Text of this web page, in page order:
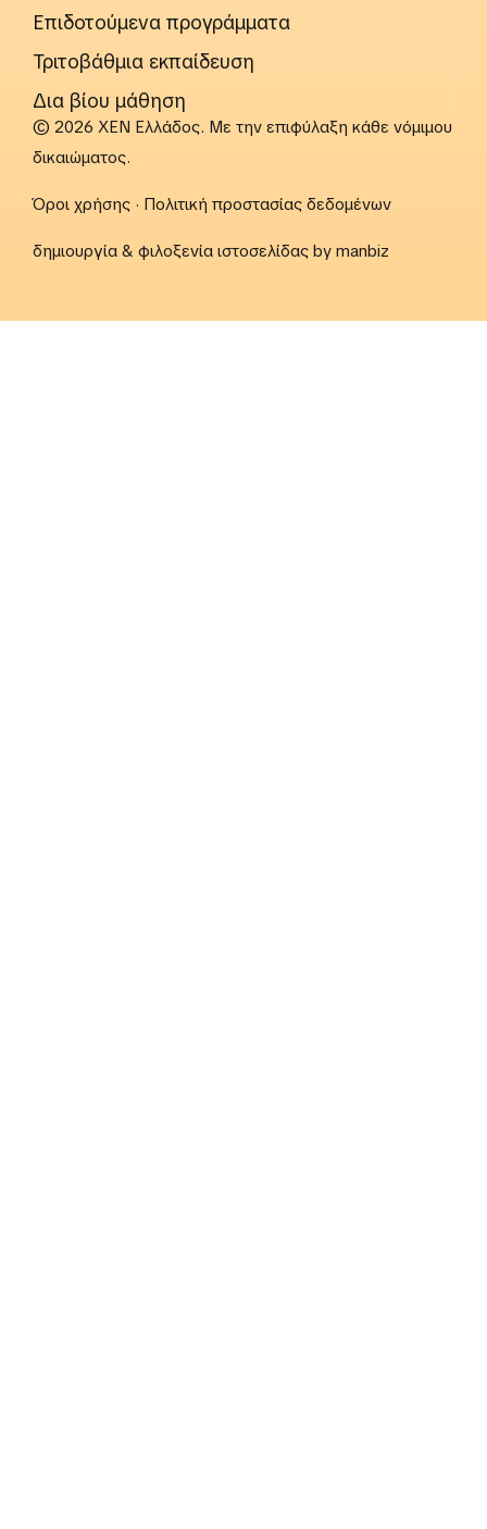
Επιδοτούμενα προγράμματα
Τριτοβάθμια εκπαίδευση
Δια βίου μάθηση
© 2026 ΧΕΝ Ελλάδος. Με την επιφύλαξη κάθε νόμιμου
δικαιώματος.
Όροι χρήσης · Πολιτική προστασίας δεδομένων
δημιουργία & φιλοξενία ιστοσελίδας by manbiz